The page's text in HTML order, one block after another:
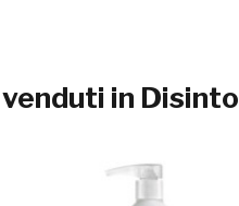
venduti in